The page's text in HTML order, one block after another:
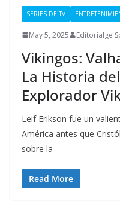
SERIES DE TV
May 5, 2025 Editorialge
Vikingos:
La Historia
Explorador
Leif Erikson fue un
América antes que
sobre la
Read More